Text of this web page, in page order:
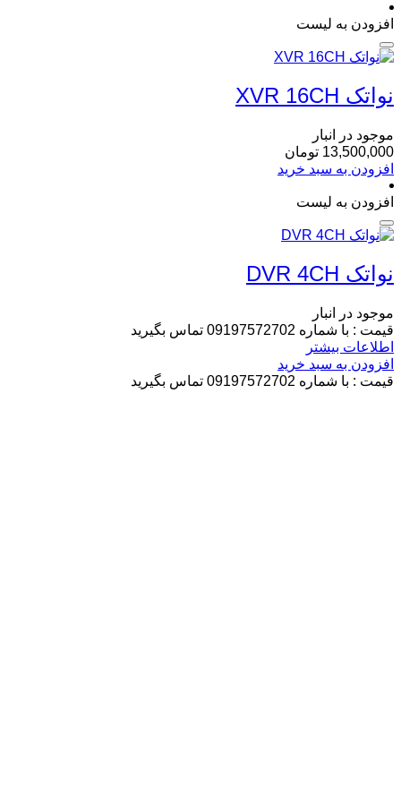
افزودن به لیست
نواتک XVR 16CH
موجود در انبار
13,500,000 تومان
افزودن به سبد خرید
افزودن به لیست
نواتک DVR 4CH
موجود در انبار
قیمت : با شماره 09197572702 تماس بگیرید
اطلاعات بیشتر
افزودن به سبد خرید
قیمت : با شماره 09197572702 تماس بگیرید